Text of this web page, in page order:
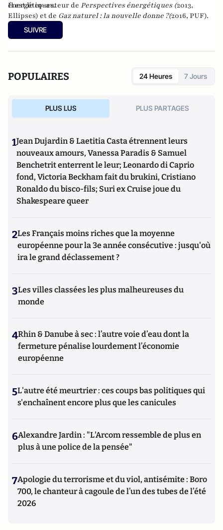
énergétiques.
Il est le co-auteur de Perspectives énergétiques (2013,
Ellipses) et de Gaz naturel : la nouvelle donne ?(2016, PUF).
SUIVRE
POPULAIRES 24 Heures 7 Jours
PLUS LUS PLUS PARTAGES
1Jean Dujardin & Laetitia Casta étrennent leurs
nouveaux amours, Vanessa Paradis & Samuel
Benchetrit enterrent le leur; Leonardo di Caprio
fond, Victoria Beckham fait du brukini, Cristiano
Ronaldo du bisco-fils; Suri ex Cruise joue du
Shakespeare queer
2Les Français moins riches que la moyenne
européenne pour la 3e année consécutive : jusqu'où
ira le grand déclassement ?
3Les villes classées les plus malheureuses du
monde
4Rhin & Danube à sec : l’autre voie d’eau dont la
fermeture pénalise lourdement l’économie
européenne
5L'autre été meurtrier : ces coups bas politiques qui
s'enchaînent encore plus que les canicules
6Alexandre Jardin : "L'Arcom ressemble de plus en
plus à une police de la pensée"
7Apologie du terrorisme et du viol, antisémite : Boro
700, le chanteur à cagoule de l’un des tubes de l’été
2026